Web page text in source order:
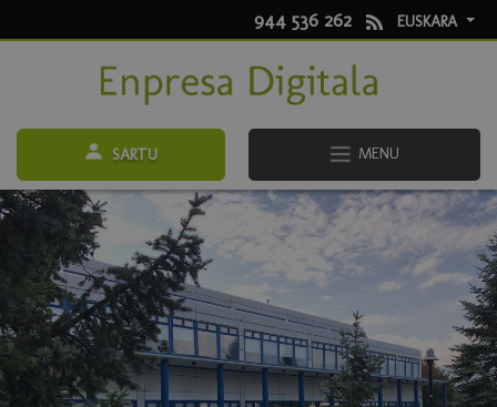
944 536 262 EUSKARA
SARTU MENU